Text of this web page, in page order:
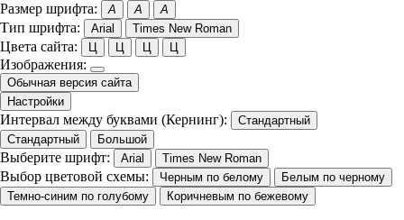
Размер шрифта: A A A
Тип шрифта: Arial Times New Roman
Цвета сайта: Ц Ц Ц Ц
Изображения:
Обычная версия сайта
Настройки
Интервал между буквами (Кернинг):
Стандартный
Стандартный
Большой
Выберите шрифт: Arial Times New Roman
Выбор цветовой схемы: Черным по белому
Белым по черному
Темно-синим по голубому
Коричневым по бежевому